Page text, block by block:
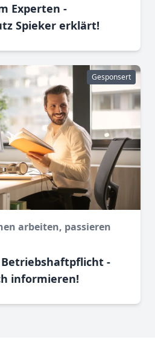
Experten -
Spieker erklärt!
Gesponsert
arbeiten, passieren
Betriebshaftpflicht -
informieren!